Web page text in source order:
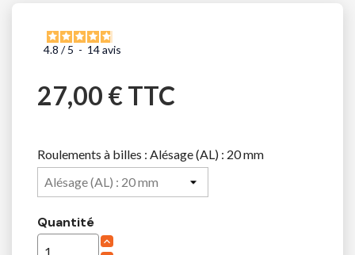
4.8 / 5 - 14avis
27,00 € TTC
Roulements à billes : Alésage (AL) : 20 mm
Quantité